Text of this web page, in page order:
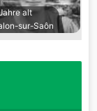
alt
sur-Saôn